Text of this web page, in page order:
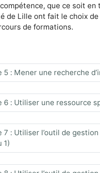
que ce soit
de Lille ont fait le choix
de formations.
5 : Mener une recherche
6 : Utiliser une ressource
7 : Utiliser l’outil de
1)